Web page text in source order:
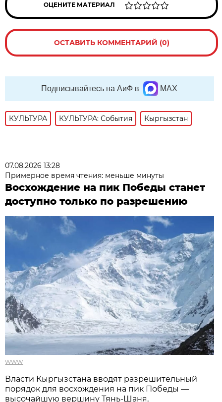
ОЦЕНИТЕ МАТЕРИАЛ
ОСТАВИТЬ КОММЕНТАРИЙ (0)
Подписывайтесь на АиФ в MAX
КУЛЬТУРА КУЛЬТУРА: События Кыргызстан
07.08.2026 13:28
Примерное время чтения: меньше минуты
Восхождение на пик Победы станет
доступно только по разрешению
www
Власти Кыргызстана вводят разрешительный
порядок для восхождения на пик Победы —
высочайшую вершину Тянь-Шаня,